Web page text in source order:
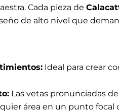
Cada pieza de
de alto nivel que
Ideal para crear
Las vetas pronunciadas
área en un punto focal